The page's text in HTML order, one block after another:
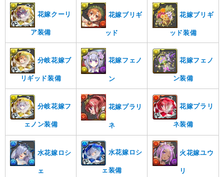
花嫁クーリ
ア装備
花嫁ブリギ
ッド
花嫁ブリギ
ッド装備
分岐花嫁ブ
リギッド装備
花嫁フェノ
ン
花嫁フェノ
ン装備
分岐花嫁フ
ェノン装備
花嫁プラリ
ネ
花嫁プラリ
ネ装備
水花嫁ロシ
ェ
水花嫁ロシ
ェ装備
火花嫁ユウ
リ